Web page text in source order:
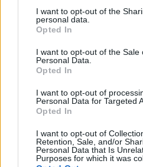
not limited to your visit or usage
grant or deny consent to Google
use your data for below
consent section.
I want to opt-out of the
personal data.
Opted In
I want to opt-out of the Sale
Personal Data.
Opted In
I want to opt-out of
Personal Data for Targeted
Opted In
I want to opt-out of
Retention, Sale, and/or
Personal Data that Is
Purposes for which it was
érdekében, hogy
javuljanak a két ország
Magyar Péter
egyeztetett António
elnökével. Tájékoztatása